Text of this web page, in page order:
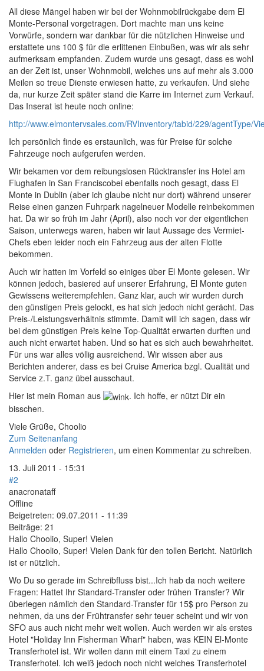
All diese Mängel haben wir bei der Wohnmobilrückgabe dem El
Monte-Personal vorgetragen. Dort machte man uns keine
Vorwürfe, sondern war dankbar für die nützlichen Hinweise und
erstattete uns 100 $ für die erlittenen Einbußen, was wir als sehr
aufmerksam empfanden. Zudem wurde uns gesagt, dass es wohl
an der Zeit ist, unser Wohnmobil, welches uns auf mehr als 3.000
Meilen so treue Dienste erwiesen hatte, zu verkaufen. Und siehe
da, nur kurze Zeit später stand die Karre im Internet zum Verkauf.
Das Inserat ist heute noch online:
http://www.elmontervsales.com/RVInventory/tabid/229/agentType/
Ich persönlich finde es erstaunlich, was für Preise für solche
Fahrzeuge noch aufgerufen werden.
Wir bekamen vor dem reibungslosen Rücktransfer ins Hotel am
Flughafen in San Franciscobei ebenfalls noch gesagt, dass El
Monte in Dublin (aber ich glaube nicht nur dort) während unserer
Reise einen ganzen Fuhrpark nagelneuer Modelle reinbekommen
hat. Da wir so früh im Jahr (April), also noch vor der eigentlichen
Saison, unterwegs waren, haben wir laut Aussage des Vermiet-
Chefs eben leider noch ein Fahrzeug aus der alten Flotte
bekommen.
Auch wir hatten im Vorfeld so einiges über El Monte gelesen. Wir
können jedoch, basiered auf unserer Erfahrung, El Monte guten
Gewissens weiterempfehlen. Ganz klar, auch wir wurden durch
den günstigen Preis gelockt, es hat sich jedoch nicht gerächt. Das
Preis-/Leistungsverhältnis stimmte. Damit will ich sagen, dass wir
bei dem günstigen Preis keine Top-Qualität erwarten durften und
auch nicht erwartet haben. Und so hat es sich auch bewahrheitet.
Für uns war alles völlig ausreichend. Wir wissen aber aus
Berichten anderer, dass es bei Cruise America bzgl. Qualität und
Service z.T. ganz übel ausschaut.
Hier ist mein Roman aus
. Ich hoffe, er nützt Dir ein
bisschen.
Viele Grüße, Choolio
Zum Seitenanfang
Anmelden oder Registrieren, um einen Kommentar zu schreiben.
13. Juli 2011 - 15:31
#2
anacronataff
Offline
Beigetreten: 09.07.2011 - 11:39
Beiträge: 21
Hallo Choolio, Super! Vielen
Hallo Choolio, Super! Vielen Dank für den tollen Bericht. Natürlich
ist er nützlich.
Wo Du so gerade im Schreibfluss bist...Ich hab da noch weitere
Fragen: Hattet Ihr Standard-Transfer oder frühen Transfer? Wir
überlegen nämlich den Standard-Transfer für 15$ pro Person zu
nehmen, da uns der Frühtransfer sehr teuer scheint und wir von
SFO aus auch nicht mehr weit wollen. Auch werden wir als erstes
Hotel "Holiday Inn Fisherman Wharf" haben, was KEIN El-Monte
Transferhotel ist. Wir wollen dann mit einem Taxi zu einem
Transferhotel. Ich weiß jedoch noch nicht welches Transferhotel